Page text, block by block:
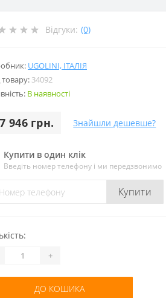
Відгуки: (0)
UGOLINI, ІТАЛІЯ
34092
В наявності
946 грн. Знайшли дешевше?
Купити в один клік
Введіть номер телефону і ми передзвонимо
Купити
+
ДО КОШИКА